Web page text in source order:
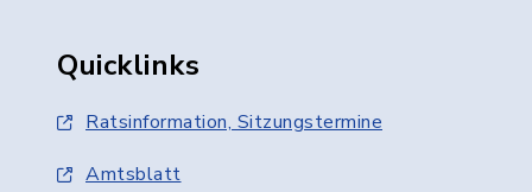
Quicklinks
Ratsinformation, Sitzungstermine
Amtsblatt